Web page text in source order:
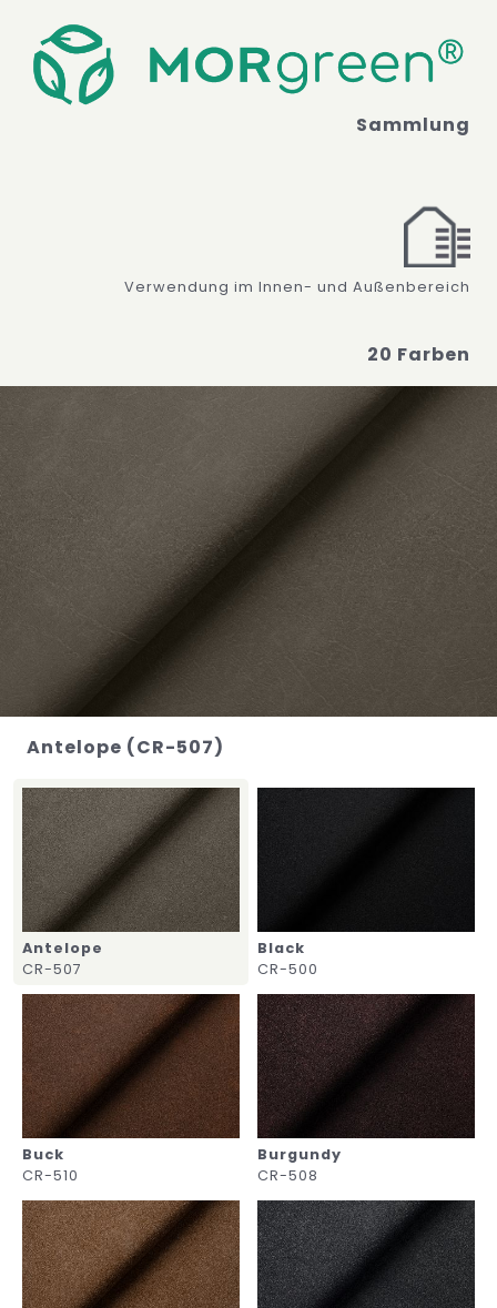
Sammlung
Verwendung im Innen- und Außenbereich
20 Farben
Antelope (CR-507)
Antelope
CR-507
Black
CR-500
Buck
CR-510
Burgundy
CR-508